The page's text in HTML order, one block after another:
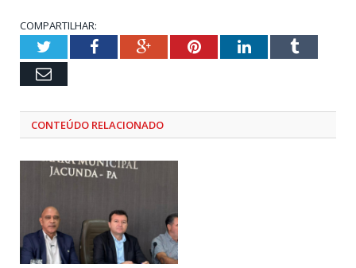
COMPARTILHAR:
TwitterFacebookGoogle+PinterestLinkedInTumblr
Email
CONTEÚDO RELACIONADO